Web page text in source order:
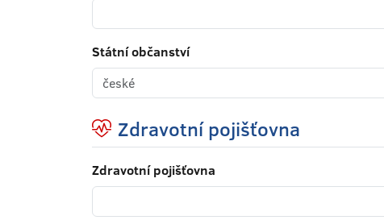
Státní občanství
Zdravotní pojišťovna
Zdravotní pojišťovna